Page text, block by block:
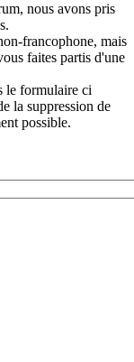
nous avons pris
francophone, mais
faites partis d'une
le formulaire ci
la suppression de
possible.